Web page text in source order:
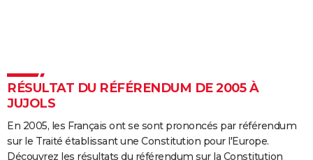
Dictionnaire
Biographies
Citations
Expressions
Proverbes
PROGRAMME TV
COPAINS D'AVANT
S'inscrire
Se connecter
Lycées
Collèges
Primaires
Universités
Entreprises
Service militaire
Avis de recherche
AVIS DE DÉCÈS
RÉSULTAT DU RÉFÉRENDUM DE 2005 À
JUJOLS
En 2005, les Français ont se sont prononcés par référendum
sur le Traité établissant une Constitution pour l'Europe.
Découvrez les résultats du référendum sur la Constitution